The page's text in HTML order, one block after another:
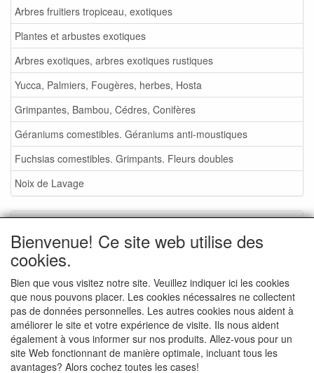
Arbres fruitiers tropiceau, exotiques
Plantes et arbustes exotiques
Arbres exotiques, arbres exotiques rustiques
Yucca, Palmiers, Fougères, herbes, Hosta
Grimpantes, Bambou, Cédres, Conifères
Géraniums comestibles. Géraniums anti-moustiques
Fuchsias comestibles. Grimpants. Fleurs doubles
Noix de Lavage
Foire aux plantes 2026
Conditions de vente
Commande - info
Contact
Bienvenue! Ce site web utilise des
cookies.
Bien que vous visitez notre site. Veuillez indiquer ici les cookies
que nous pouvons placer. Les cookies nécessaires ne collectent
pas de données personnelles. Les autres cookies nous aident à
améliorer le site et votre expérience de visite. Ils nous aident
également à vous informer sur nos produits. Allez-vous pour un
site Web fonctionnant de manière optimale, incluant tous les
avantages? Alors cochez toutes les cases!